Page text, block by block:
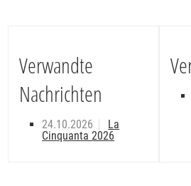
Verwandte
Nachrichten
24.10.2026
La
Cinquanta 2026